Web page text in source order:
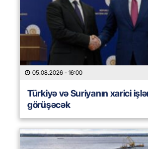
05.08.2026 - 16:00
Türkiyə və Suriyanın xarici
görüşəcək